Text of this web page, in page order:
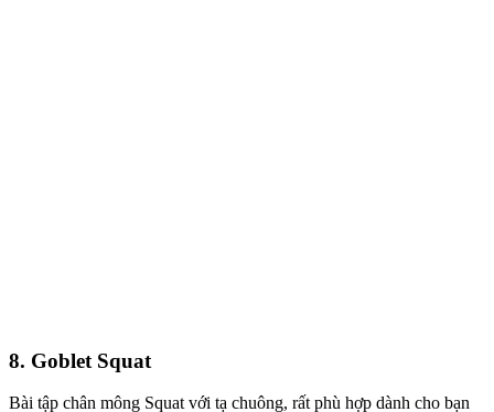
8. Goblet Squat
Bài tập chân mông Squat với tạ chuông, rất phù hợp dành cho bạn